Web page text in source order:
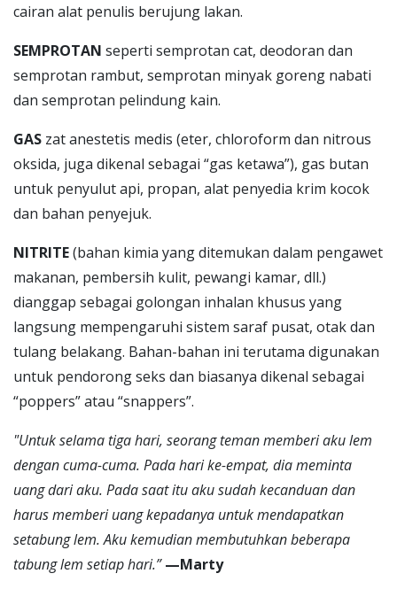
cairan alat penulis berujung lakan.
SEMPROTAN seperti semprotan cat, deodoran dan
semprotan rambut, semprotan minyak goreng nabati
dan semprotan pelindung kain.
GAS zat anestetis medis (eter, chloroform dan nitrous
oksida, juga dikenal sebagai “gas ketawa”), gas butan
untuk penyulut api, propan, alat penyedia krim kocok
dan bahan penyejuk.
NITRITE(bahan kimia yang ditemukan dalam pengawet
makanan, pembersih kulit, pewangi kamar, dll.)
dianggap sebagai golongan inhalan khusus yang
langsung mempengaruhi sistem saraf pusat, otak dan
tulang belakang. Bahan-bahan ini terutama digunakan
untuk pendorong seks dan biasanya dikenal sebagai
“poppers” atau “snappers”.
"Untuk selama tiga hari, seorang teman memberi aku lem
dengan cuma-cuma. Pada hari ke-empat, dia meminta
uang dari aku. Pada saat itu aku sudah kecanduan dan
harus memberi uang kepadanya untuk mendapatkan
setabung lem. Aku kemudian membutuhkan beberapa
tabung lem setiap hari.” —Marty